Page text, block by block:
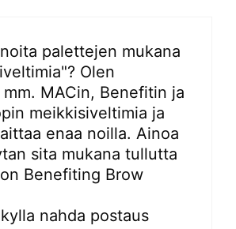
palettejen mukana
Olen
MACin, Benefitin ja
meikkisiveltimia ja
enaa noilla. Ainoa
sita mukana tullutta
Benefiting Brow
nahda postaus